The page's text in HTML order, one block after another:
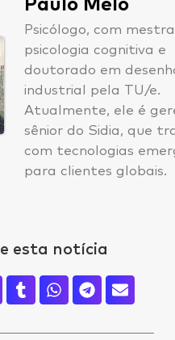
Psicólogo, com
psicologia cognitiva e
doutorado em
industrial pela TU/e.
Atualmente, ele é
sênior do Sidia, que
com tecnologias
para clientes globais.
esta notícia